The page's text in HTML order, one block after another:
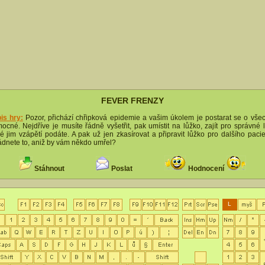
FEVER FRENZY
hry: Pozor, přichází chřipková epidemie a vašim úkolem je postarat se o
Nejdříve je musíte řádně vyšetřit, pak umístit na lůžko, zajít pro správné
jim vzápětí podáte. A pak už jen zkasírovat a připravit lůžko pro dalšího
to, aniž by vám někdo umřel?
Stáhnout Poslat Hodnocení
L